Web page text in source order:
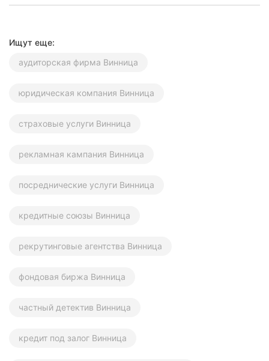
Ищут еще:
аудиторская фирма Винница
юридическая компания Винница
страховые услуги Винница
рекламная кампания Винница
посреднические услуги Винница
кредитные союзы Винница
рекрутинговые агентства Винница
фондовая биржа Винница
частный детектив Винница
кредит под залог Винница